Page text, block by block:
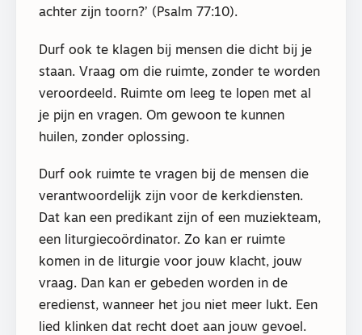
achter zijn toorn?’ (Psalm 77:10).
Durf ook te klagen bij mensen die dicht bij je
staan. Vraag om die ruimte, zonder te worden
veroordeeld. Ruimte om leeg te lopen met al
je pijn en vragen. Om gewoon te kunnen
huilen, zonder oplossing.
Durf ook ruimte te vragen bij de mensen die
verantwoordelijk zijn voor de kerkdiensten.
Dat kan een predikant zijn of een muziekteam,
een liturgiecoördinator. Zo kan er ruimte
komen in de liturgie voor jouw klacht, jouw
vraag. Dan kan er gebeden worden in de
eredienst, wanneer het jou niet meer lukt. Een
lied klinken dat recht doet aan jouw gevoel.